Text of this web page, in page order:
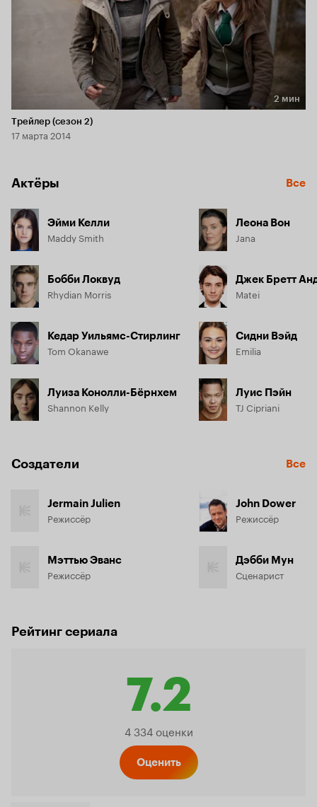
Длительность 2 мин
2 мин
Трейлер (сезон 2)
17 марта 2014
Актёры Все
Эйми Келли
Maddy Smith
Бобби Локвуд
Rhydian Morris
Кедар Уильямс-Стирлинг
Tom Okanawe
Луиза Конолли-Бёрнхем
Shannon Kelly
Леона Вон
Jana
Джек Бретт
Matei
Сидни Вэйд
Emilia
Луис Пэйн
TJ Cipriani
Создатели Все
Jermain Julien
Режиссёр
Мэттью Эванс
Режиссёр
John Dower
Режиссёр
Дэбби Мун
Сценарист
Рейтинг сериала
7.2
Рейтинг
4 334 оценки
Оценить